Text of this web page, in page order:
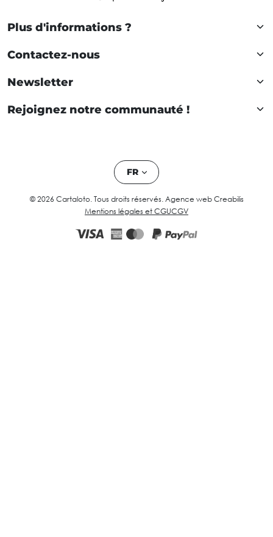
Plus d'informations ?
Contactez-nous
Newsletter
Rejoignez notre communauté !
FR
© 2026 Cartaloto. Tous droits réservés. Agence web Creabilis
Mentions légales et CGUCGV